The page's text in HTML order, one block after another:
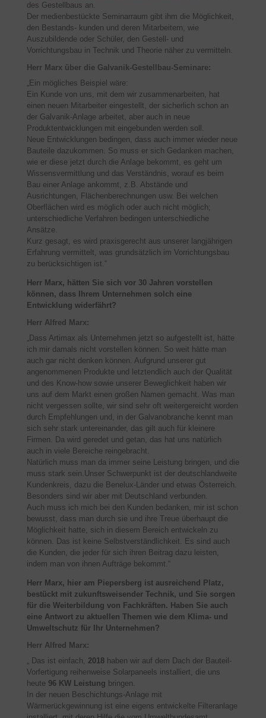
des Gestellbaus an.
Der medienbestückte Seminarraum gibt ihm die Möglichkeit,
den Bestands- kunden und deren Mitarbeitern, wie
Auszubildende oder Schüler, den Gestell- und
Vorrichtungsbau in Technik und Theorie näher zu vermitteln.
Herr Marx über die Galvanik-Gestellbau-Seminare:
„Ein mögliches Beispiel wäre:
Ein Kunde von uns, mit dem wir zusammenarbeiten, hat
einen neuen Mitarbeiter eingestellt, der sicherlich schon an
der Galvanik-Anlage arbeitet, aber auch in neue
Produktentwicklungen mit eingebunden werden soll.
Neue Entwicklungen bedingen, dass auch immer wieder neue
Bauteile dazukommen. So muss er sich Gedanken machen,
wie er diese jetzt durch die Anlage bekommt, es geht um
Wissensvermittlung und das Verständnis, worauf es beim
Bau einer Anlage ankommt, z.B. Abstände und
Ausrichtungen, Flächenberechnungen usw. Bei welchen
Oberflächen wird es möglich oder auch nicht möglich;
unterschiedliche Verfahren bedingen unterschiedliche
Ansätze.
Kurz gesagt, es wird praxisgerecht aus unserer langjährigen
Erfahrung vermittelt, was grundsätzlich im Vorrichtungsbau
zu berücksichtigen ist.“
Herr Marx, hätten Sie sich vor 30 Jahren vorstellen
können, dass Ihrem Unternehmen solch eine
Entwicklung widerfährt?
Herr Alfred Marx:
„Dass Artimax als Unternehmen jetzt so aufgestellt ist, hätte
ich mir damals nicht vorstellen können. So weit hätte man
auch gar nicht denken können. Aufgrund unserer gut
angenommenen Produkte und letztendlich auch der Qualität
und des Know-how sowie unserer Beweglichkeit haben wir
uns auf dem Markt einen großen Namen gemacht. Was man
nicht vergessen sollte, wir sind sehr oft weitergereicht worden
durch Empfehlungen und, in der Galvanobranche kennt man
sich sehr stark untereinander, das gilt auch für kleinere
Firmen. Da wird geredet und getan, das hat uns natürlich
auch in viele Bereiche reingebracht.
Natürlich muss man da immer seine Leistung bringen, und die
muss stark sein.Unser Schwerpunkt ist der deutschlandweite
Kundenkreis, dazu die Benelux-Länder und etwas Österreich.
Besonders sind wir aber mit Deutschland verbunden.
Auch muss ich mich bei den Kunden bedanken, mir ist schon
bewusst, dass man durch sie und ihre Treue überhaupt die
Möglichkeit hatte, sich in diesem Bereich entwickeln zu
können. Das ist keine Selbstverständlichkeit. Es sind auch
die Kunden, die jeder für sich ihren Beitrag dazu leisten,
indem man von ihnen Aufträge bekommt.“
Herr Marx, hier am Piepersberg ist ausreichend Platz,
bestückt mit zukunftsweisender Technik, und Sie sorgen
für die Weiterbildung von Fachkräften. Haben Sie auch
eine Antwort zu aktuellen Themen wie dem Klima- und
Umweltschutz für Ihr Unternehmen?
Herr Alfred Marx:
„ Das ist einfach, 2018haben wir auf dem Dach der Bauteil-
Vorfertigung reihenweise Solarpaneels installiert, die uns
heute 96 KW Leistung bringen.
In der neuen Beschichtungs-Anlage mit
Wärmerückgewinnung ist eine eigens entwickelte Filteranlage